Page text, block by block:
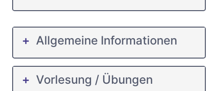
Allgemeine Informationen
Vorlesung / Übungen